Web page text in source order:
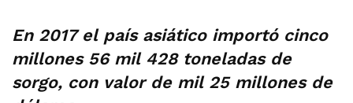
En 2017 el país asiático importó cinco
millones 56 mil 428 toneladas de
sorgo, con valor de mil 25 millones de